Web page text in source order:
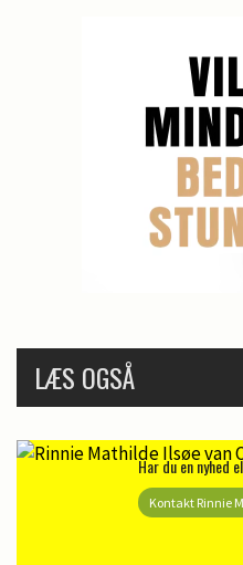
LÆS OGSÅ
Har du en nyhed
Kontakt Rinnie